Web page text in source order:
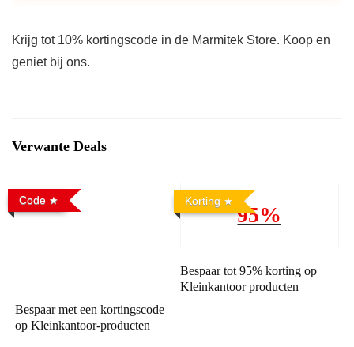
Krijg tot 10% kortingscode in de Marmitek Store. Koop en
geniet bij ons.
Verwante Deals
Code
Bespaar met een kortingscode
op Kleinkantoor-producten
Korting
95%
Bespaar tot 95% korting op
Kleinkantoor producten